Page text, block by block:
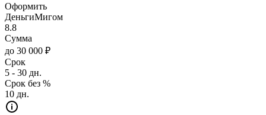
Оформить
ДеньгиМигом
8.8
Сумма
до 30 000 ₽
Срок
5 - 30 дн.
Срок без %
10 дн.